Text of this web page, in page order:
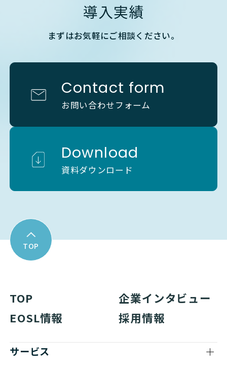
導入実績
まずはお気軽にご相談ください。
Contact form
お問い合わせフォーム
Download
資料ダウンロード
TOP
TOP
企業インタビュー
EOSL情報
採用情報
サービス